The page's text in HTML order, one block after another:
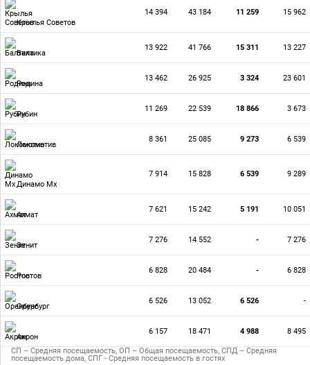
Крылья Советов
14 394 43 184 11 259 15 962
Балтика
13 922 41 766 15 311 13 227
Родина
13 462 26 925 3 324 23 601
Рубин
11 269 22 539 18 866 3 673
Локомотив
8 361 25 085 9 273 6 539
Динамо Мх
7 914 15 828 6 539 9 289
Ахмат
7 621 15 242 5 191 10 051
Зенит
7 276 14 552 - 7 276
Ростов
6 828 20 484 - 6 828
Оренбург
6 526 13 052 6 526 -
Акрон
6 157 18 471 4 988 8 495
СП – Средняя посещаемость, ОП – Общая посещаемость, СПД – Средняя
посещаемость дома, СПГ - Средняя посещаемость в гостях